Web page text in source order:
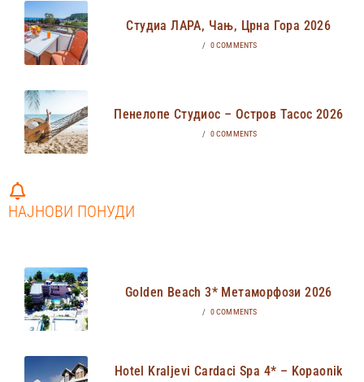
Студиа ЛАРА, Чањ, Црна Гора 2026
/ 0 COMMENTS
Пенелопе Студиос – Остров Тасос 2026
/ 0 COMMENTS
НАЈНОВИ ПОНУДИ
Golden Beach 3* Метаморфози 2026
/ 0 COMMENTS
Hotel Kraljevi Cardaci Spa 4* – Kopaonik